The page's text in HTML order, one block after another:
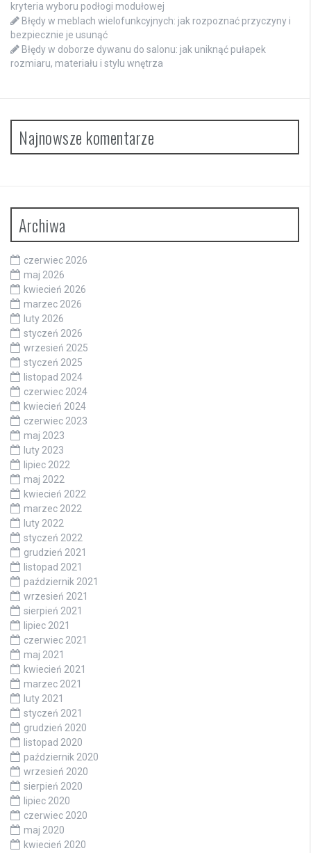
kryteria wyboru podłogi modułowej
Błędy w meblach wielofunkcyjnych: jak rozpoznać przyczyny i
bezpiecznie je usunąć
Błędy w doborze dywanu do salonu: jak uniknąć pułapek
rozmiaru, materiału i stylu wnętrza
Najnowsze komentarze
Archiwa
czerwiec 2026
maj 2026
kwiecień 2026
marzec 2026
luty 2026
styczeń 2026
wrzesień 2025
styczeń 2025
listopad 2024
czerwiec 2024
kwiecień 2024
czerwiec 2023
maj 2023
luty 2023
lipiec 2022
maj 2022
kwiecień 2022
marzec 2022
luty 2022
styczeń 2022
grudzień 2021
listopad 2021
październik 2021
wrzesień 2021
sierpień 2021
lipiec 2021
czerwiec 2021
maj 2021
kwiecień 2021
marzec 2021
luty 2021
styczeń 2021
grudzień 2020
listopad 2020
październik 2020
wrzesień 2020
sierpień 2020
lipiec 2020
czerwiec 2020
maj 2020
kwiecień 2020